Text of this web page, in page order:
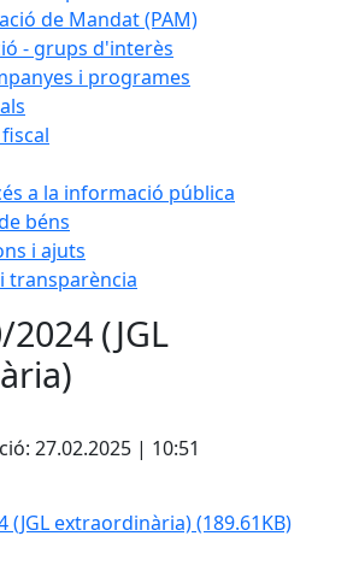
de Mandat (PAM)
- grups d'interès
i programes
a la informació pública
béns
i ajuts
transparència
(JGL
27.02.2025 | 10:51
(JGL extraordinària)(189.61KB)